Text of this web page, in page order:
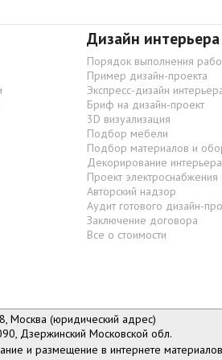
Дизайн интерьера
Порядок выполнения
Пример дизайн-проекта
Экспресс-дизайн
Бриф на дизайн-проект
3D визуализация
Подбор мебели
Подбор материалов и
Декорирование интерьера
Проект электроснабжения
Авторский надзор
Аудит готового дизайн-
Заключение договора
Все о стоимости
Москва (юридический адрес)
Дзержинский Московской обл.
и размещение в интернете